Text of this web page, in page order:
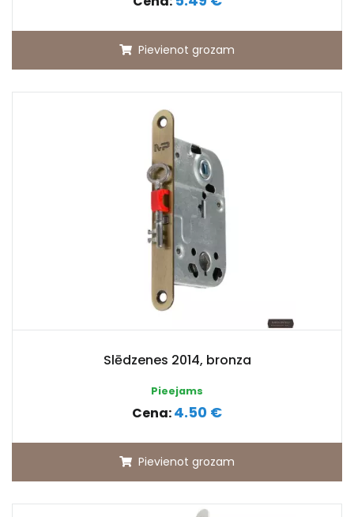
Pievienot grozam
Slēdzenes 2014, bronza
Pieejams
Cena:4.50 €
Pievienot grozam